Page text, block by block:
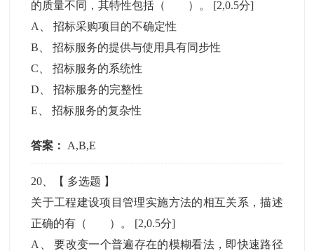
的质量不同，其特性包括（ ）。 [2,0.5分]
A
、招标采购项目的不确定性
B 、招标服务的提供与使用具有同步性
C 、招标服务的系统性
D 、招标服务的完整性
E 、招标服务的复杂性
答案： A,B,E
20 、【 多选题 】
关于工程建设项目管理实施方法的相互关系，描述
正确的有（ ）。 [2,0.5分]
A
、要改变一个普遍存在的模糊看法，即快速路径